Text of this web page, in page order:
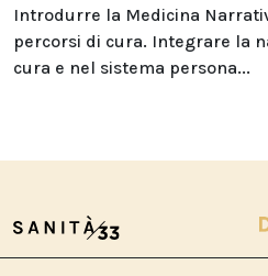
Introdurre la Medicina
percorsi di cura. Integrare la
cura e nel sistema persona...